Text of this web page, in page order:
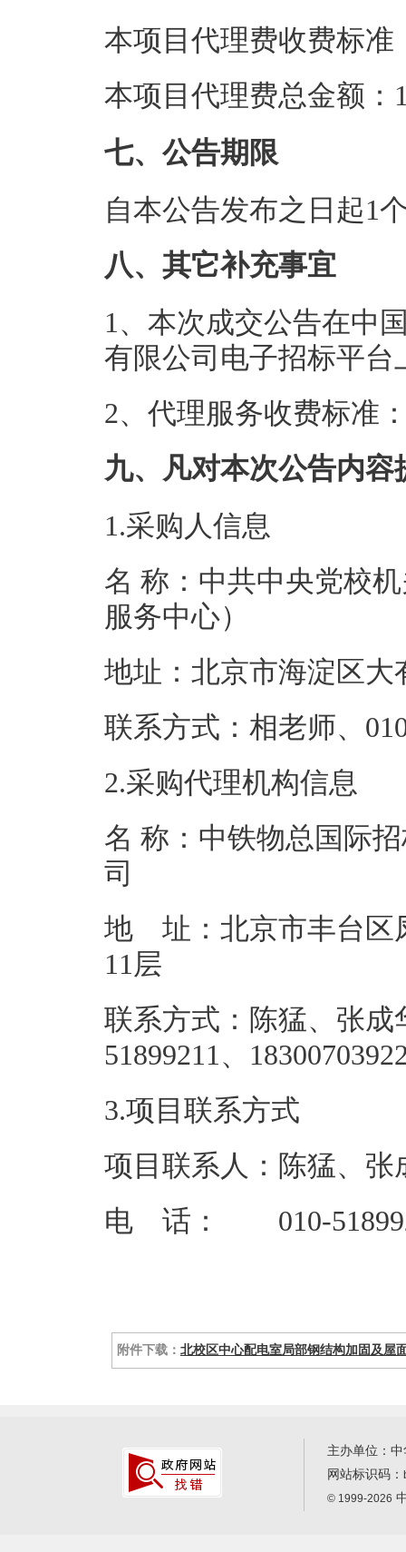
本项目代理费收费标
本项目代理费总金额：
七、公告期限
自本公告发布之日起1
八、其它补充事宜
1、本次成交公告在中
有限公司电子招标平台
2、代理服务收费标准
九、凡对本次公告内
1.采购人信息
名 称：中共中央党校
服务中心）
地址：北京市
联系方式：相老
2.采购代理机构信息
名 称：中铁物总国际
地 址：北京市丰台区
11
联系方式：陈猛、张成
51899211
3.项目联系方式
项目联系人：陈猛、
电 话： 010-
附件下载： 北校区中心配电室局部钢结构加固及屋
主办单位：
网站标识码：
© 1999-2026